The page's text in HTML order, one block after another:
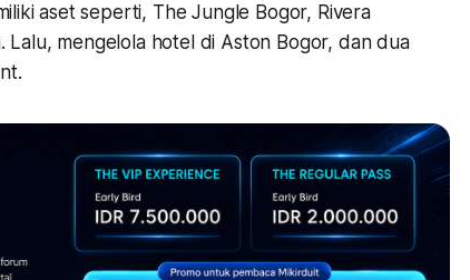
aset seperti, The Jungle Bogor, Rivera
mengelola hotel di Aston Bogor, dan dua